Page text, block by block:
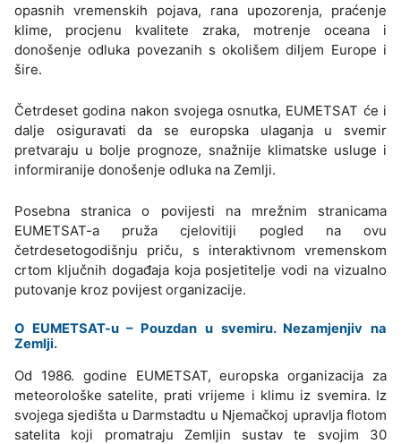
opasnih vremenskih pojava, rana upozorenja, praćenje
klime, procjenu kvalitete zraka, motrenje oceana i
donošenje odluka povezanih s okolišem diljem Europe i
šire.
Četrdeset godina nakon svojega osnutka, EUMETSAT će i
dalje osiguravati da se europska ulaganja u svemir
pretvaraju u bolje prognoze, snažnije klimatske usluge i
informiranije donošenje odluka na Zemlji.
Posebna stranica o povijesti na mrežnim stranicama
EUMETSAT-a pruža cjelovitiji pogled na ovu
četrdesetogodišnju priču, s interaktivnom vremenskom
crtom ključnih događaja koja posjetitelje vodi na vizualno
putovanje kroz povijest organizacije.
O EUMETSAT-u – Pouzdan u svemiru. Nezamjenjiv na
Zemlji.
Od 1986. godine EUMETSAT, europska organizacija za
meteorološke satelite, prati vrijeme i klimu iz svemira. Iz
svojega sjedišta u Darmstadtu u Njemačkoj upravlja flotom
satelita koji promatraju Zemljin sustav te svojim 30